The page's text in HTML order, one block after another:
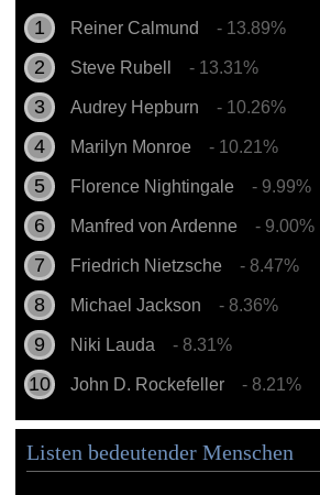
Reiner Calmund - 13.89%
Steve Rubell - 13.31%
Audrey Hepburn - 10.26%
Marilyn Monroe - 10.21%
Florence Nightingale - 9.99%
Manfred von Ardenne - 9.00%
Friedrich Nietzsche - 8.47%
Michael Jackson - 8.36%
Niki Lauda - 8.31%
John D. Rockefeller - 8.21%
Listen bedeutender Menschen